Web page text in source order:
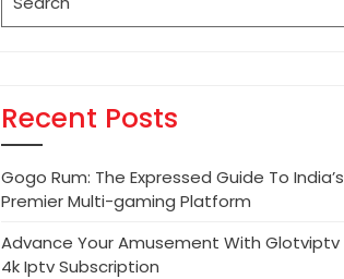
for:
Recent Posts
Gogo Rum: The Expressed Guide To India’s
Premier Multi-gaming Platform
Advance Your Amusement With Glotviptv
4k Iptv Subscription